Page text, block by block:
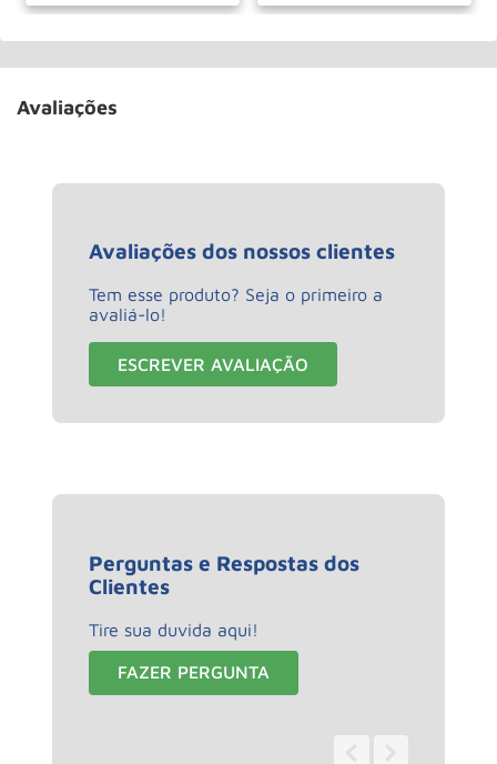
Avaliações
Avaliações dos nossos clientes
Tem esse produto? Seja o primeiro a
avaliá-lo!
ESCREVER AVALIAÇÃO
Perguntas e Respostas dos
Clientes
Tire sua duvida aqui!
FAZER PERGUNTA